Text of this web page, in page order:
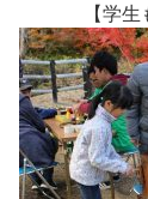
【学